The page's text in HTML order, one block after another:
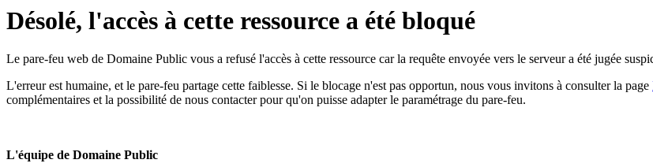
Désolé, l'accès à cette ressource a été bloqué
Le pare-feu web de Domaine Public vous a refusé l'accès à cette ressource car la requête envoyée vers le serveur a été jugée
L'erreur est humaine, et le pare-feu partage cette faiblesse. Si le blocage n'est pas opportun, nous vous invitons à consulter la page
complémentaires et la possibilité de nous contacter pour qu'on puisse adapter le paramétrage du pare-feu.
L'équipe de Domaine Public